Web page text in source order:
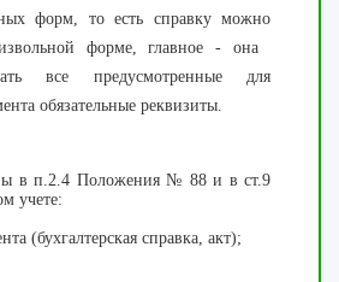
форм, то есть справку можно
форме, главное - она
все предусмотренные для
обязательные реквизиты.
в п.2.4 Положения № 88 и в ст.9
учете:
(бухгалтерская справка, акт);